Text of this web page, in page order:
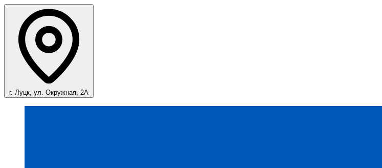
г. Луцк, ул. Окружная, 2А